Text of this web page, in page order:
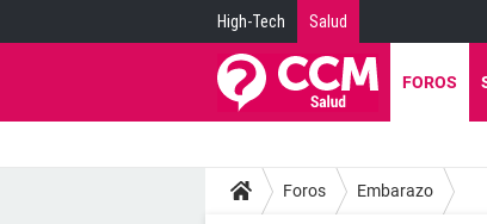
High-Tech Salud
FOROS
Foros Embarazo